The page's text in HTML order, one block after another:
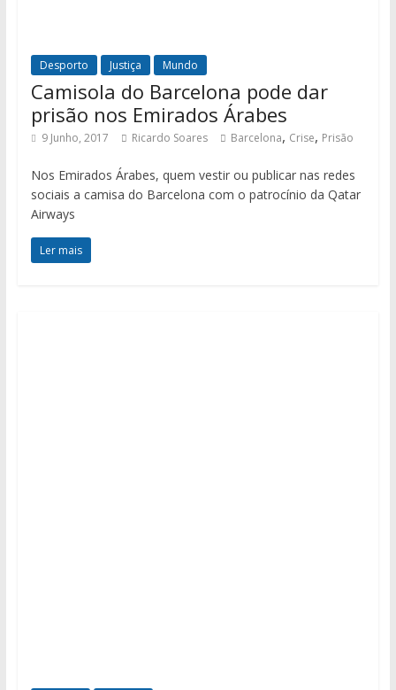
Desporto Justiça Mundo
Camisola do Barcelona pode dar
prisão nos Emirados Árabes
9 Junho, 2017 Ricardo Soares Barcelona, Crise, Prisão
Nos Emirados Árabes, quem vestir ou publicar nas redes
sociais a camisa do Barcelona com o patrocínio da Qatar
Airways
Ler mais